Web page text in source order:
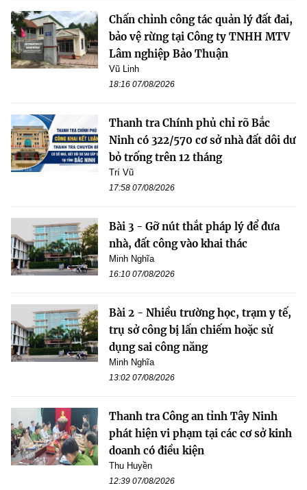
Chấn chỉnh công tác quản lý đất đai,
bảo vệ rừng tại Công ty TNHH MTV
Lâm nghiệp Bảo Thuận
Vũ Linh
18:16 07/08/2026
Thanh tra Chính phủ chỉ rõ Bắc
Ninh có 322/570 cơ sở nhà đất dôi dư
bỏ trống trên 12 tháng
Trí Vũ
17:58 07/08/2026
Bài 3 - Gỡ nút thắt pháp lý để đưa
nhà, đất công vào khai thác
Minh Nghĩa
16:10 07/08/2026
Bài 2 - Nhiều trường học, trạm y tế,
trụ sở công bị lấn chiếm hoặc sử
dụng sai công năng
Minh Nghĩa
13:02 07/08/2026
Thanh tra Công an tỉnh Tây Ninh
phát hiện vi phạm tại các cơ sở kinh
doanh có điều kiện
Thu Huyền
12:39 07/08/2026